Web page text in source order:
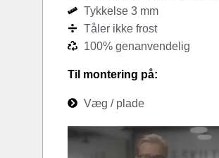
Tykkelse 3 mm
Tåler ikke frost
100% genanvendelig
Til montering på:
Væg / plade